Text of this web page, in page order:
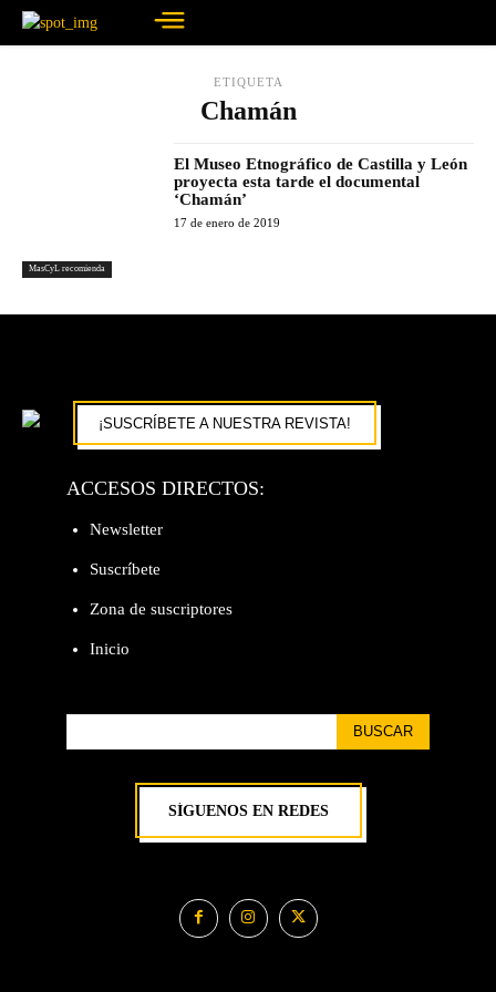
ETIQUETA
Chamán
MasCyL recomienda
El Museo Etnográfico de Castilla y León
proyecta esta tarde el documental
‘Chamán’
17 de enero de 2019
¡SUSCRÍBETE A NUESTRA REVISTA!
ACCESOS DIRECTOS:
Newsletter
Suscríbete
Zona de suscriptores
Inicio
BUSCAR
SÍGUENOS EN REDES